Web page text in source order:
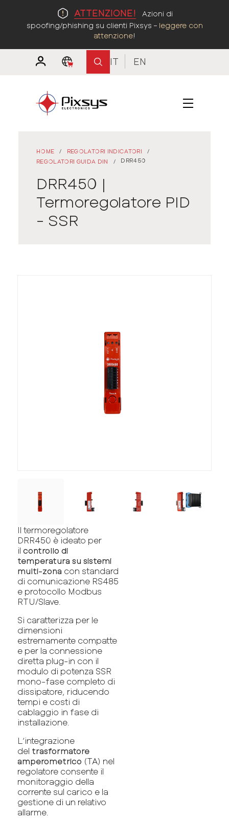
ATTENZIONE!
Azioni di
spoofing/phishing su clienti Pixsys – leggere con
attenzione!
IT EN
HOME / REGOLATORI INDICATORI
/
REGOLATORI GUIDA DIN
/ DRR450
DRR450 |
Termoregolatore PID
- SSR
Il termoregolatore
DRR450 è ideato per
il controllo di
temperatura su sistemi
multi-zona con standard
di comunicazione RS485
e protocollo Modbus
RTU/Slave.
Si caratterizza per le
dimensioni
estremamente compatte
e per la connessione
diretta plug-in con il
modulo di potenza SSR
mono-fase completo di
dissipatore, riducendo
tempi e costi di
cablaggio in fase di
installazione.
L’integrazione
del trasformatore
amperometrico (TA) nel
regolatore consente il
monitoraggio della
corrente sul carico e la
gestione di un relativo
allarme.